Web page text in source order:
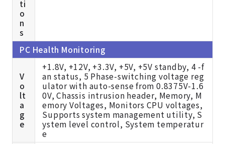
ti
o
n
s
PC Health Monitoring
V
o
lt
a
g
e
+1.8V, +12V, +3.3V, +5V, +5V standby, 4 -f
an status, 5 Phase-switching voltage reg
ulator with auto-sense from 0.8375V-1.6
0V, Chassis intrusion header, Memory, M
emory Voltages, Monitors CPU voltages,
Supports system management utility, S
ystem level control, System temperatur
e